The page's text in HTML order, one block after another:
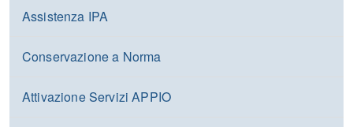
Assistenza IPA
Conservazione a Norma
Attivazione Servizi APPIO